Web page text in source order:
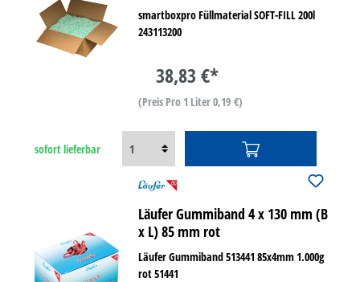
smartboxpro Füllmaterial SOFT-FILL 200l
243113200
38,83 €*
(Preis Pro 1 Liter 0,19 €)
sofort lieferbar
Läufer Gummiband 4 x 130 mm (B
x L) 85 mm rot
Läufer Gummiband 513441 85x4mm 1.000g
rot 51441